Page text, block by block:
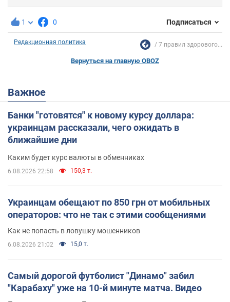
1 0 Подписаться
Редакционная политика 7 правил здорового...
Вернуться на главную OBOZ
Важное
Банки "готовятся" к новому курсу доллара:
украинцам рассказали, чего ожидать в
ближайшие дни
Каким будет курс валюты в обменниках
6.08.2026 22:58 150,3 т.
Украинцам обещают по 850 грн от мобильных
операторов: что не так с этими сообщениями
Как не попасть в ловушку мошенников
6.08.2026 21:02 15,0 т.
Самый дорогой футболист "Динамо" забил
"Карабаху" уже на 10-й минуте матча. Видео